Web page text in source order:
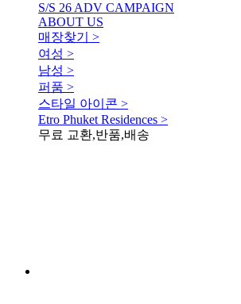
S/S 26 ADV CAMPAIGN
ABOUT US
매장찾기 >
여성 >
남성 >
퍼품 >
스타일 아이콘 >
Etro Phuket Residences >
무료 교환,반품,배송